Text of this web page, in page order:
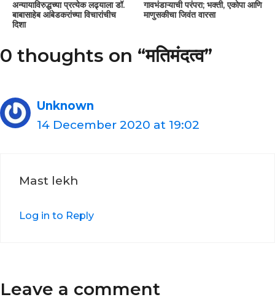
अन्यायाविरुद्धच्या प्रत्येक लढ्याला डॉ.
बाबासाहेब आंबेडकरांच्या विचारांचीच
दिशा
गावभंडाऱ्याची परंपरा; भक्ती, एकोपा आणि
माणुसकीचा जिवंत वारसा
0 thoughts on “मतिमंदत्व”
Unknown
14 December 2020 at 19:02
Mast lekh
Log in to Reply
Leave a comment